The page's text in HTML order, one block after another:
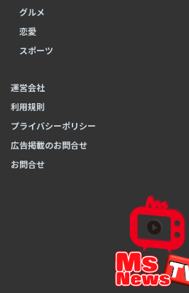
グルメ
恋愛
スポーツ
運営会社
利用規則
プライバシーポリシー
広告掲載のお問合せ
お問合せ